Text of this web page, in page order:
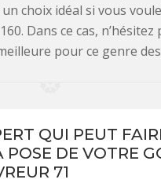
choix idéal si vous
Dans ce cas,
pour ce genre
QUI PEUT
POSE DE VOTRE
71